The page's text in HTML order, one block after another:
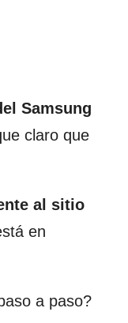
Samsung
claro que
al sitio
en
a paso?